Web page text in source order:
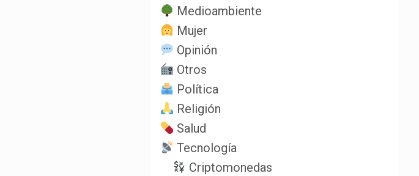
Medioambiente
Mujer
Opinión
Otros
Política
Religión
Salud
Tecnología
Criptomonedas